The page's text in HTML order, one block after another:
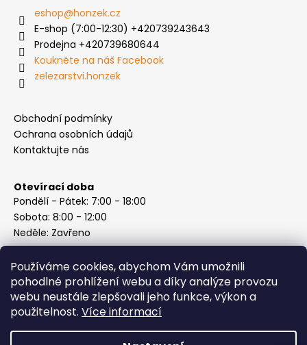
Používáme cookies, abychom Vám umožnili
pohodlné prohlížení webu a díky analýze provozu
webu neustále zlepšovali jeho funkce, výkon a
použitelnost. Více informací
eshop@honzek.cz
E-shop (7:00-12:30) +420739243643
Prodejna +420739680644
Koukněte na náš Facebook
zelezarstvi.honzek
Obchodní podmínky
Ochrana osobních údajů
Kontaktujte nás
Otevírací doba
Pondělí - Pátek: 7:00 - 18:00
Sobota: 8:00 - 12:00
Neděle: Zavřeno
Instagram